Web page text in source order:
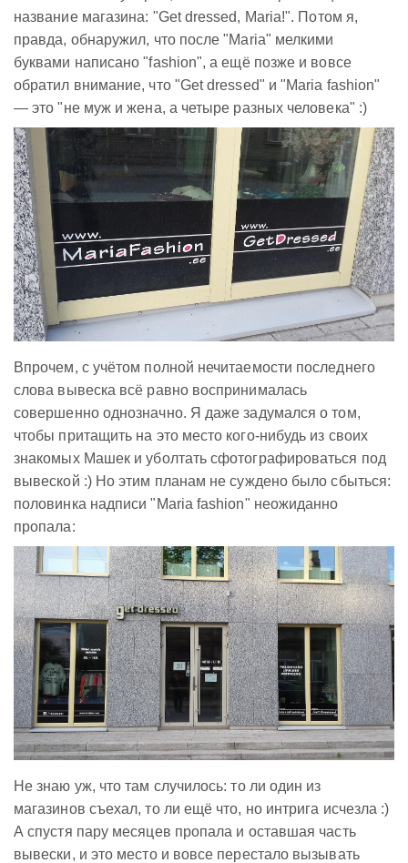
название магазина: "Get dressed, Maria!". Потом я,
правда, обнаружил, что после "Maria" мелкими
буквами написано "fashion", а ещё позже и вовсе
обратил внимание, что "Get dressed" и "Maria fashion"
— это "не муж и жена, а четыре разных человека" :)
Впрочем, с учётом полной нечитаемости последнего
слова вывеска всё равно воспринималась
совершенно однозначно. Я даже задумался о том,
чтобы притащить на это место кого-нибудь из своих
знакомых Машек и уболтать сфотографироваться под
вывеской :) Но этим планам не суждено было сбыться:
половинка надписи "Maria fashion" неожиданно
пропала:
Не знаю уж, что там случилось: то ли один из
магазинов съехал, то ли ещё что, но интрига исчезла :)
А спустя пару месяцев пропала и оставшая часть
вывески, и это место и вовсе перестало вызывать